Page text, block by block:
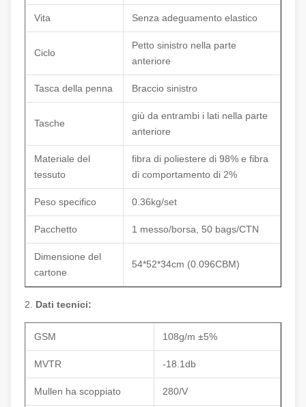
Vita Senza adeguamento elastico
Ciclo
Petto sinistro nella parte
anteriore
Tasca della penna Braccio sinistro
Tasche
giù da entrambi i lati nella parte
anteriore
Materiale del
tessuto
fibra di poliestere di 98% e fibra
di comportamento di 2%
Peso specifico 0.36kg/set
Pacchetto 1 messo/borsa, 50 bags/CTN
Dimensione del
cartone
54*52*34cm (0.096CBM)
2. Dati tecnici:
GSM 108g/m ±5%
MVTR -18.1db
Mullen ha scoppiato 280/V